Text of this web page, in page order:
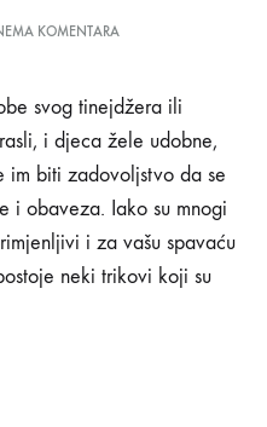
KOMENTARANA
ZA
UREĐIVANJE
DJEČIJE
SOBE
svog tinejdžera ili
i djeca žele udobne,
im biti zadovoljstvo da se
i obaveza. Iako su mnogi
i za vašu spavaću
neki trikovi koji su